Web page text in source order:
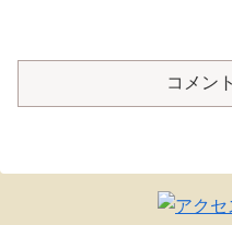
コメン